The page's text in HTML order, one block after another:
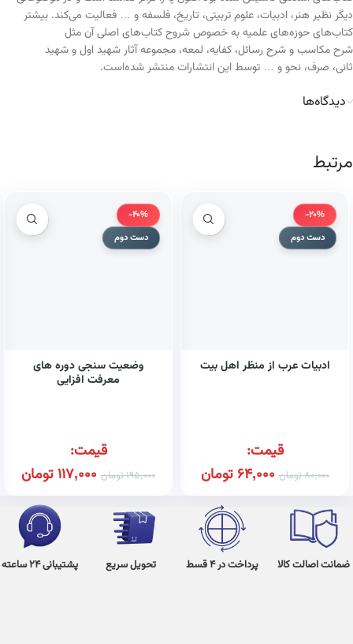
دیگر نظیر هنر، ادبیات، علوم تربیتی، تاریخ، فلسفه و … فعالیت می‌کند. بیشتر
کتاب‌های حوزه‌های علمیه به خصوص شروح کتاب‌های اصلی آن مثل
شرح مکاسب و شرح رسائل، کفایه، لمعه، مجموعه آثار شهید اول و شهید
ثانی، صرف، نحو و … توسط این انتشارات منتشر شده‌است.
دیدگاه‌ها
مرتبط
-20%
دست دوم
ادبیات عرب از منظر اهل بیت
قیمت:
80,000تومان 64,000 تومان
-40%
دست دوم
وضعیت سنجی دوره های
معرفت افزایی
قیمت:
195,000تومان 117,000تومان
ضمانت اصالت کالا پرداخت در 4 قسط تحویل سریع پشتیبانی 24 ساعته